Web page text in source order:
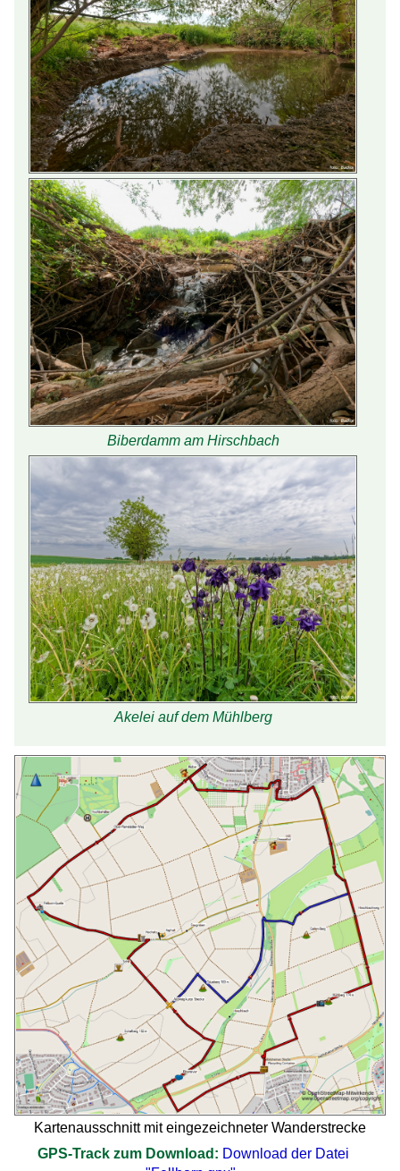
Biberdamm am Hirschbach
Akelei auf dem Mühlberg
Kartenausschnitt mit eingezeichneter Wanderstrecke
GPS-Track zum Download: Download der Datei